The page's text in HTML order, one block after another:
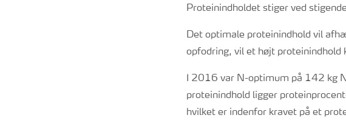
Proteinindholdet stiger ved
Det optimale proteinindhold vil
opfodring, vil et højt
I 2016 var N-optimum på 142 kg
proteinindhold ligger
hvilket er indenfor kravet på et